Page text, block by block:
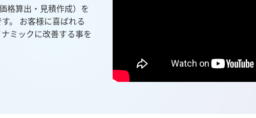
格算出・見積作成）を
。 お客様に喜ばれる
ミックに改善する事を